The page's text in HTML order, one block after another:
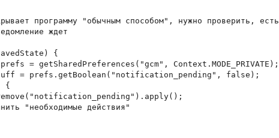
программу "обычным способом", нужно проверить, есть
ждет
{
= getSharedPreferences("gcm", Context.MODE_PRIVATE);
= prefs.getBoolean("notification_pending", false);
{
"необходимые действия"